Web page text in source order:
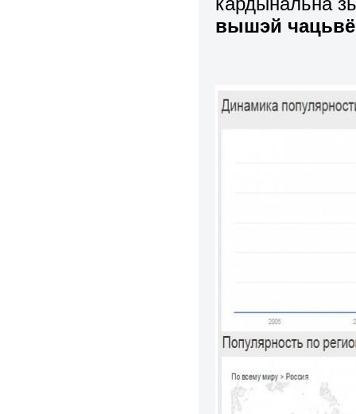
вышэй